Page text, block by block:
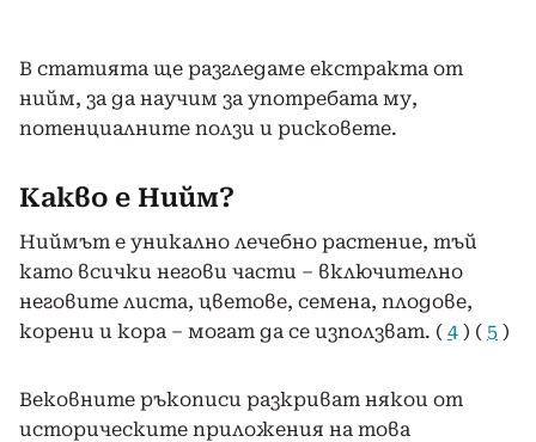
В статията ще разгледаме екстракта от
нийм, за да научим за употребата му,
потенциалните ползи и рисковете.
Какво е Нийм?
Ниймът е уникално лечебно растение, тъй
като всички негови части – включително
неговите листа, цветове, семена, плодове,
корени и кора – могат да се използват. ( 4 ) ( 5 )
Вековните ръкописи разкриват някои от
историческите приложения на това